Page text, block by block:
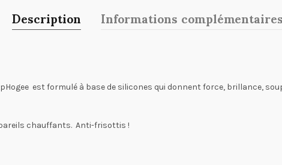
Description Informations
est formulé à base de silicones qui donnent force, brillance,
chauffants. Anti-frisottis !